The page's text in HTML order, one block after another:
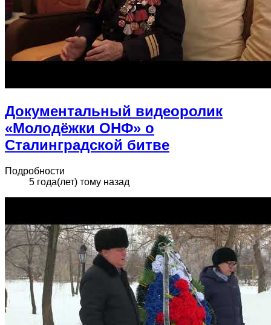
Документальный видеоролик
«Молодёжки ОНФ» о
Сталинградской битве
Подробности
5 года(лет) тому назад